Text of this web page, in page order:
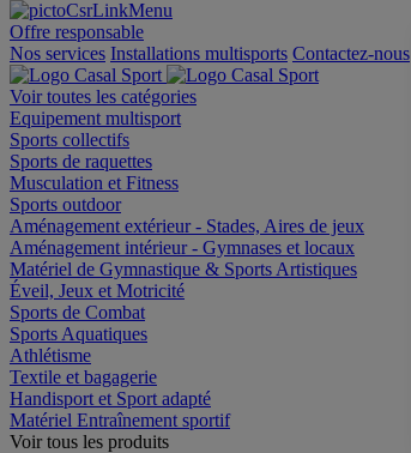
Offre responsable
Nos services Installations multisports Contactez-nous
Voir toutes les catégories
Equipement multisport
Sports collectifs
Sports de raquettes
Musculation et Fitness
Sports outdoor
Aménagement extérieur - Stades, Aires de jeux
Aménagement intérieur - Gymnases et locaux
Matériel de Gymnastique & Sports Artistiques
Éveil, Jeux et Motricité
Sports de Combat
Sports Aquatiques
Athlétisme
Textile et bagagerie
Handisport et Sport adapté
Matériel Entraînement sportif
Voir tous les produits